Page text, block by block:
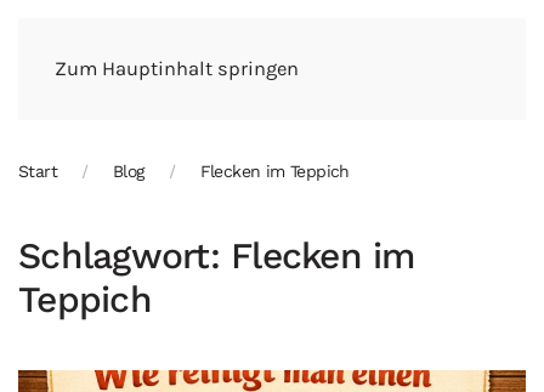
Zum Hauptinhalt springen
Start Blog Flecken im Teppich
Schlagwort: Flecken im
Teppich